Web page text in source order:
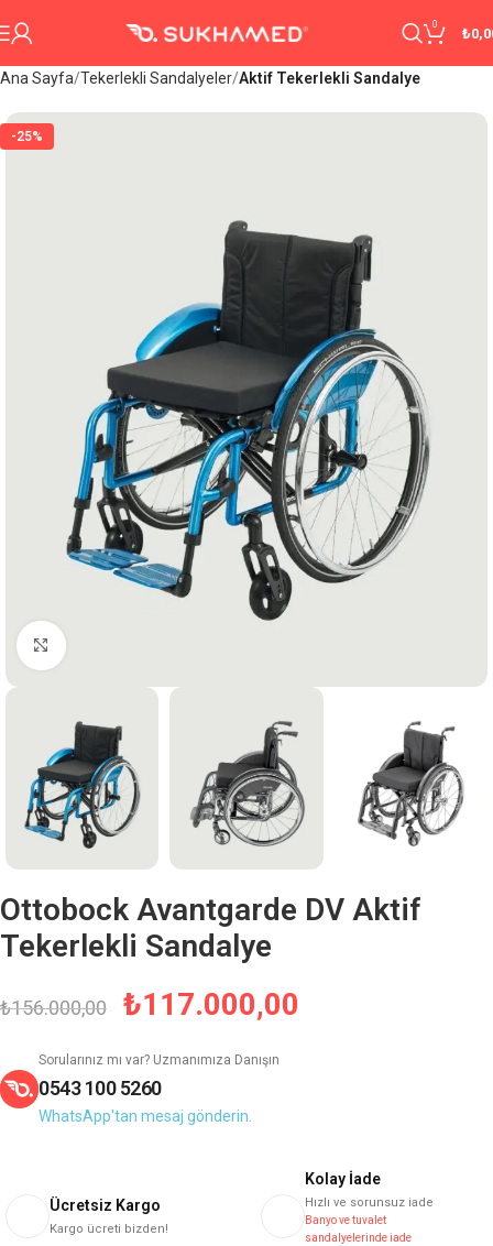
0
₺
Ana Sayfa Tekerlekli Sandalyeler Aktif Tekerlekli Sandalye
-25%
Büyütmek için tıklayın
Ottobock Avantgarde DV Aktif
Tekerlekli Sandalye
₺156.000,00 ₺117.000,00
Sorularınız mı var? Uzmanımıza Danışın
0543 100 5260
WhatsApp'tan mesaj gönderin.
Ücretsiz Kargo
Kargo ücreti bizden!
Kolay İade
Hızlı ve sorunsuz iade
Banyo ve tuvalet
sandalyelerinde iade